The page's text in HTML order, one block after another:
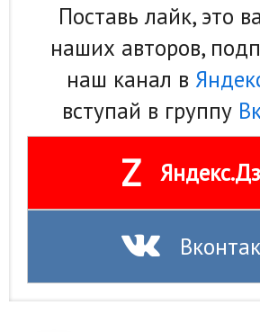
Поставь лайк, это
наших авторов,
наш канал в
вступай в группу
Z